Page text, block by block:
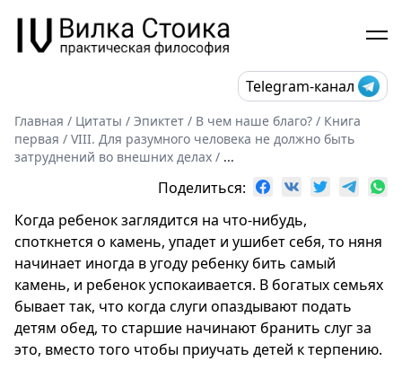
Telegram-канал
Главная / Цитаты / Эпиктет / В чем наше благо? / Книга
первая / VIII. Для разумного человека не должно быть
затруднений во внешних делах / ...
Поделиться:
Когда ребенок заглядится на что-нибудь,
споткнется о камень, упадет и ушибет себя, то няня
начинает иногда в угоду ребенку бить самый
камень, и ребенок успокаивается. В богатых семьях
бывает так, что когда слуги опаздывают подать
детям обед, то старшие начинают бранить слуг за
это, вместо того чтобы приучать детей к терпению.